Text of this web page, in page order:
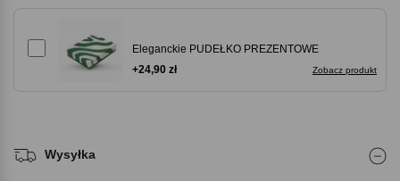
Eleganckie PUDEŁKO PREZENTOWE
Zobacz produkt
+24,90 zł
Wysyłka